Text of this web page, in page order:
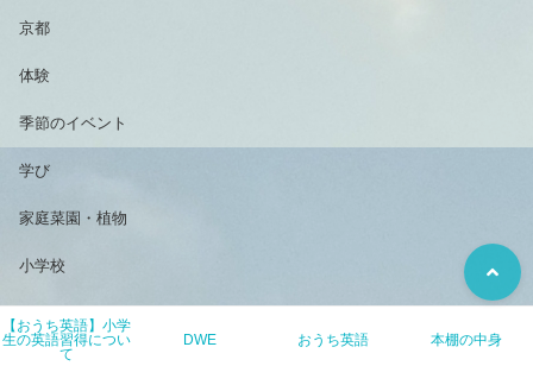
京都
体験
季節のイベント
学び
家庭菜園・植物
小学校
【おうち英語】小学
生の英語習得につい
て
DWE おうち英語 本棚の中身